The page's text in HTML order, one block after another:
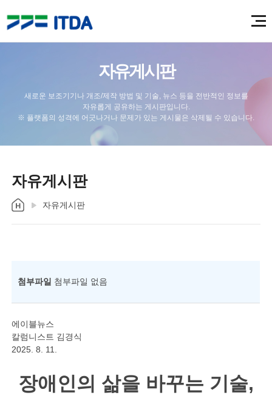
자유게시판
새로운 보조기기나 개조/제작 방법 및 기술, 뉴스 등을 전반적인 정보를
자유롭게 공유하는 게시판입니다.
※ 플랫폼의 성격에 어긋나거나 문제가 있는 게시물은 삭제될 수 있습니다.
자유게시판
자유게시판
첨부파일 첨부파일 없음
에이블뉴스
칼럼니스트 김경식
2025. 8. 11.
장애인의 삶을 바꾸는 기술,